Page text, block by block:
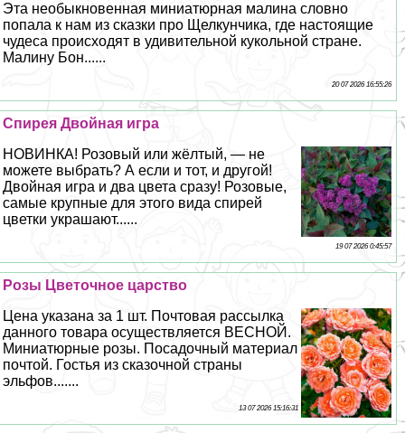
Эта необыкновенная миниатюрная малина словно
попала к нам из сказки про Щелкунчика, где настоящие
чудеса происходят в удивительной кукольной стране.
Малину Бон......
20 07 2026 16:55:26
Спирея Двойная игра
НОВИНКА! Розовый или жёлтый, — не
можете выбрать? А если и тот, и другой!
Двойная игра и два цвета сразу! Розовые,
самые крупные для этого вида спирей
цветки украшают......
19 07 2026 0:45:57
Розы Цветочное царство
Цена указана за 1 шт. Почтовая рассылка
данного товара осуществляется ВЕСНОЙ.
Миниатюрные розы. Посадочный материал
почтой. Гостья из сказочной страны
эльфов.......
13 07 2026 15:16:31